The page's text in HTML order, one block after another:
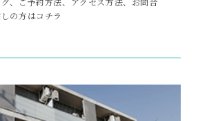
の方はコチラ